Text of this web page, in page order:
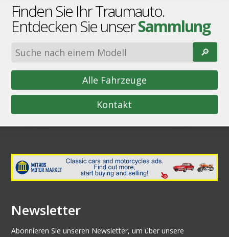
Finden Sie Ihr Traumauto.
Entdecken Sie unserSammlung
🔎︎
Alle Fahrzeuge
Kontakt
Newsletter
Abonnieren Sie unseren Newsletter, um über unsere